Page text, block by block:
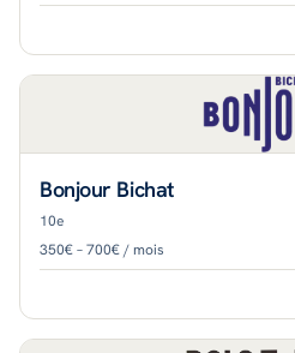
Bonjour Bichat
10e
350€ – 700€ / mois